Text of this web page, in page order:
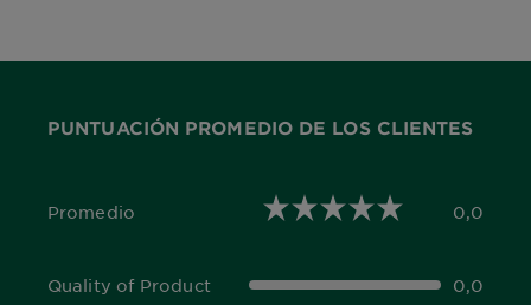
PUNTUACIÓN PROMEDIO DE LOS CLIENTES
Promedio
0,0 out of 5 stars 0,0
Quality of Product
0,0 out of 5 stars 0,0